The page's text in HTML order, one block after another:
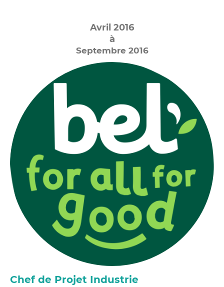
Avril 2016
à
Septembre 2016
Chef de Projet Industrie